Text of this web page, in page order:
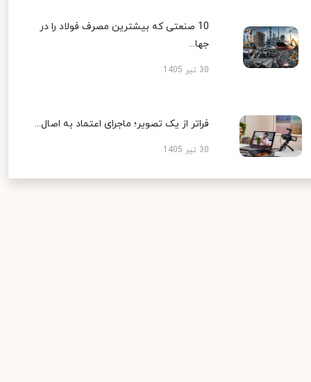
10 صنعتی که بیشترین مصرف فولاد را در
جها...
30 تیر 1405
فراتر از یک تصویر؛ ماجرای اعتماد به اصال...
30 تیر 1405